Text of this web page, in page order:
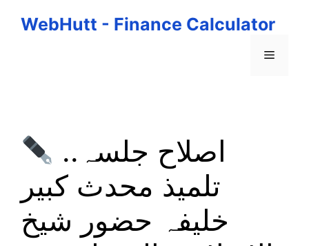
WebHutt - Finance Calculator
Menu
اصلاح جلسہ..
تلمیذ محدث کبیر
خلیفہ حضور شیخ